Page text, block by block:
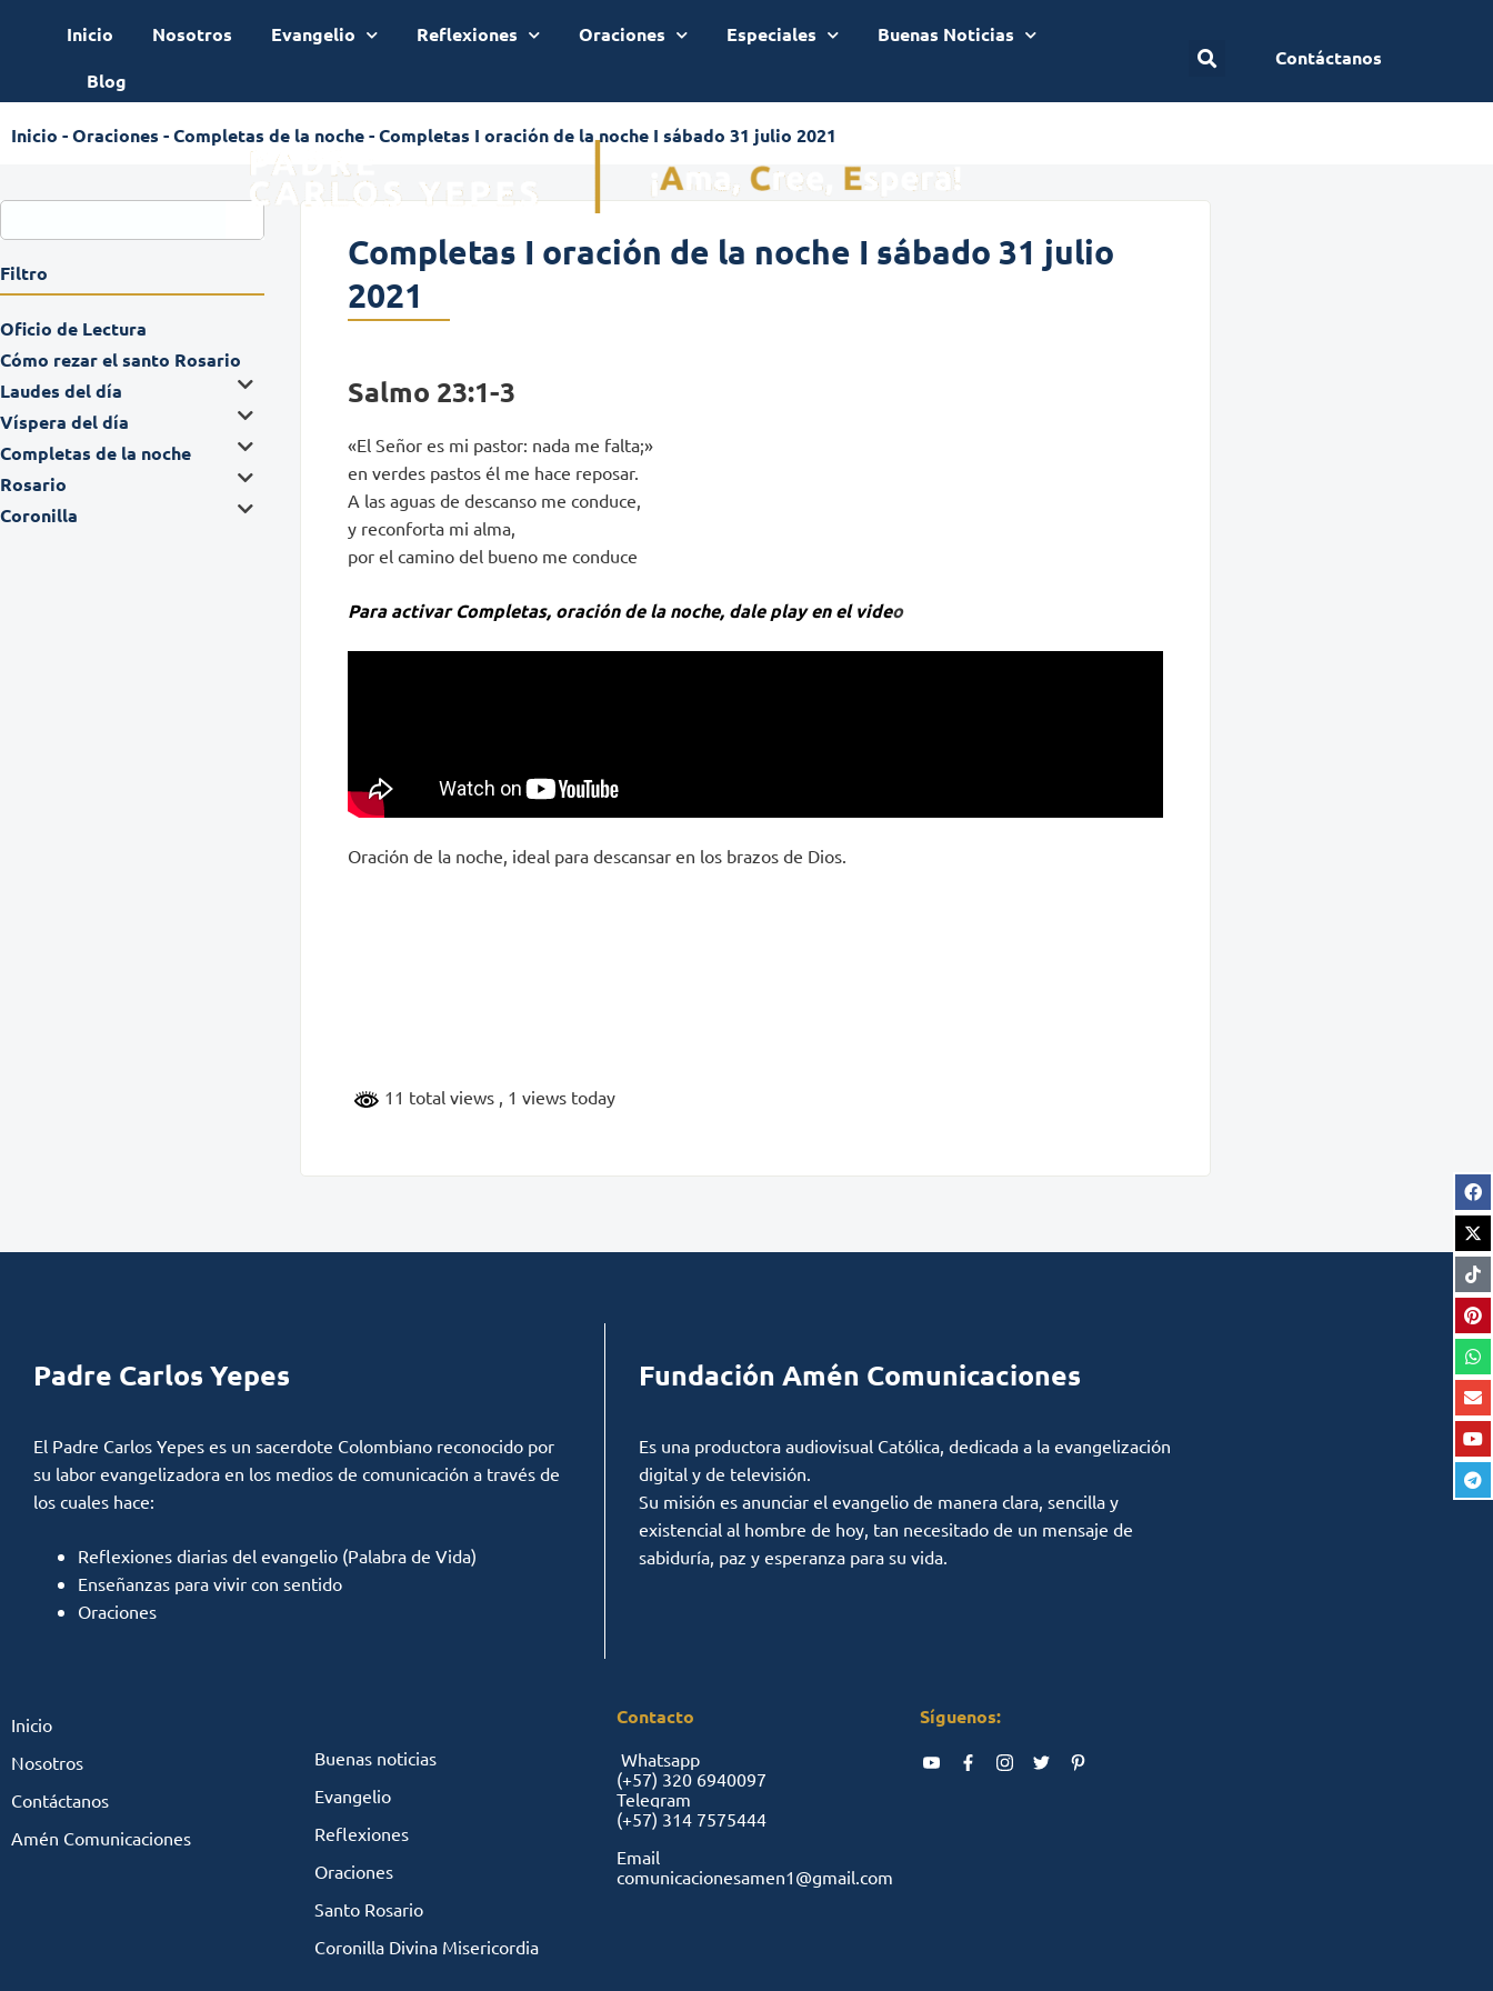
Inicio Nosotros Evangelio Reflexiones Oraciones Especiales
Buenas Noticias
Blog
Contáctanos
Inicio -Oraciones -Completas de la noche-Completas I oración de la noche I sábado 31 julio 2021
Filtro
Oficio de Lectura
Cómo rezar el santo Rosario
Laudes del día
Víspera del día
Completas de la noche
Rosario
Coronilla
Completas I oración de la noche I sábado 31 julio
2021
Salmo 23:1-3
«El Señor es mi pastor: nada me falta;»
en verdes pastos él me hace reposar.
A las aguas de descanso me conduce,
y reconforta mi alma,
por el camino del bueno me conduce
Para activar Completas, oración de la noche, dale play en el video
Oración de la noche, ideal para descansar en los brazos de Dios.
11 total views , 1 views today
Padre Carlos Yepes
El Padre Carlos Yepes es un sacerdote Colombiano reconocido por
su labor evangelizadora en los medios de comunicación a través de
los cuales hace:
Reflexiones diarias del evangelio (Palabra de Vida)
Enseñanzas para vivir con sentido
Oraciones
Fundación Amén Comunicaciones
Es una productora audiovisual Católica, dedicada a la evangelización
digital y de televisión.
Su misión es anunciar el evangelio de manera clara, sencilla y
existencial al hombre de hoy, tan necesitado de un mensaje de
sabiduría, paz y esperanza para su vida.
Inicio
Nosotros
Contáctanos
Amén Comunicaciones
Buenas noticias
Evangelio
Reflexiones
Oraciones
Santo Rosario
Coronilla Divina Misericordia
Contacto
Whatsapp
(+57) 320 6940097
Telegram
(+57) 314 7575444
Email
comunicacionesamen1@gmail.com
Síguenos: